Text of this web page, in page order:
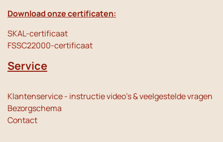
Download onze certificaten:
SKAL-certificaat
FSSC22000-certificaat
Service
Klantenservice - instructie video's & veelgestelde vragen
Bezorgschema
Contact